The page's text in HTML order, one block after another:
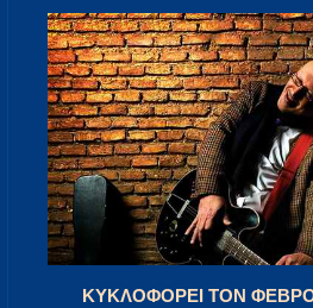
ΚΥΚΛΟΦΟΡΕΙ ΤΟΝ